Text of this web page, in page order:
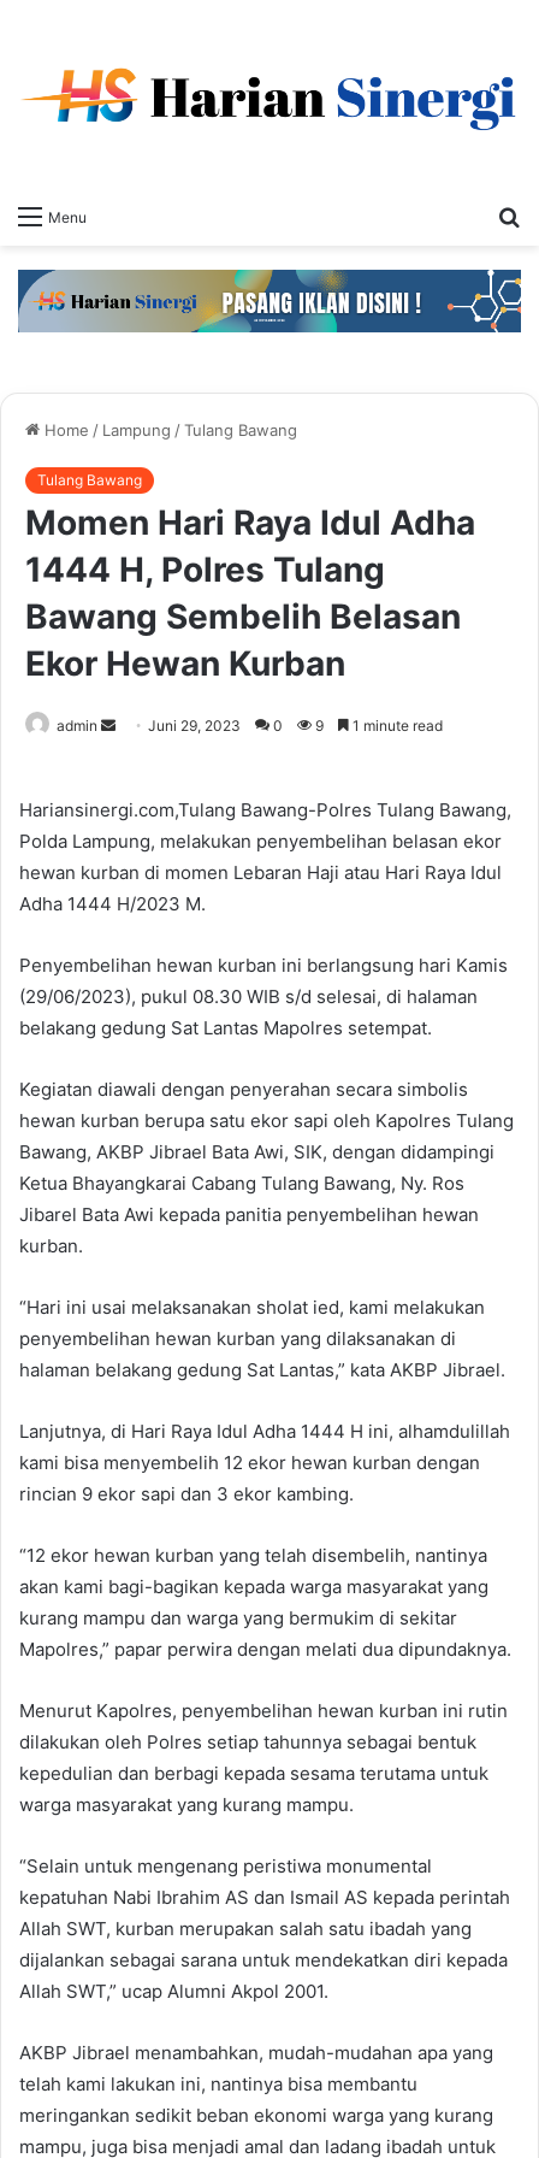
Menu
Home / Lampung /Tulang Bawang
Tulang Bawang
Momen Hari Raya Idul Adha
1444 H, Polres Tulang
Bawang Sembelih Belasan
Ekor Hewan Kurban
admin
SendJuni 29, 2023 0 9 1 minute read
Hariansinergi.com,Tulang Bawang-Polres Tulang Bawang,
Polda Lampung, melakukan penyembelihan belasan ekor
hewan kurban di momen Lebaran Haji atau Hari Raya Idul
Adha 1444 H/2023 M.
Penyembelihan hewan kurban ini berlangsung hari Kamis
(29/06/2023), pukul 08.30 WIB s/d selesai, di halaman
belakang gedung Sat Lantas Mapolres setempat.
Kegiatan diawali dengan penyerahan secara simbolis
hewan kurban berupa satu ekor sapi oleh Kapolres Tulang
Bawang, AKBP Jibrael Bata Awi, SIK, dengan didampingi
Ketua Bhayangkarai Cabang Tulang Bawang, Ny. Ros
Jibarel Bata Awi kepada panitia penyembelihan hewan
kurban.
“Hari ini usai melaksanakan sholat ied, kami melakukan
penyembelihan hewan kurban yang dilaksanakan di
halaman belakang gedung Sat Lantas,” kata AKBP Jibrael.
Lanjutnya, di Hari Raya Idul Adha 1444 H ini, alhamdulillah
kami bisa menyembelih 12 ekor hewan kurban dengan
rincian 9 ekor sapi dan 3 ekor kambing.
“12 ekor hewan kurban yang telah disembelih, nantinya
akan kami bagi-bagikan kepada warga masyarakat yang
kurang mampu dan warga yang bermukim di sekitar
Mapolres,” papar perwira dengan melati dua dipundaknya.
Menurut Kapolres, penyembelihan hewan kurban ini rutin
dilakukan oleh Polres setiap tahunnya sebagai bentuk
kepedulian dan berbagi kepada sesama terutama untuk
warga masyarakat yang kurang mampu.
“Selain untuk mengenang peristiwa monumental
kepatuhan Nabi Ibrahim AS dan Ismail AS kepada perintah
Allah SWT, kurban merupakan salah satu ibadah yang
dijalankan sebagai sarana untuk mendekatkan diri kepada
Allah SWT,” ucap Alumni Akpol 2001.
AKBP Jibrael menambahkan, mudah-mudahan apa yang
telah kami lakukan ini, nantinya bisa membantu
meringankan sedikit beban ekonomi warga yang kurang
mampu, juga bisa menjadi amal dan ladang ibadah untuk